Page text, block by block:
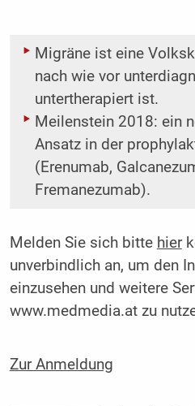
Migräne ist eine
nach wie vor
untertherapiert ist.
Meilenstein 2018: ein
Ansatz in der
(Erenumab,
Fremanezumab).
Melden Sie sich bitte hier
unverbindlich an, um den
einzusehen und weitere
www.medmedia.at zu
Zur Anmeldung